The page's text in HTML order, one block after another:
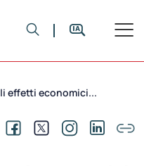
effetti economici...